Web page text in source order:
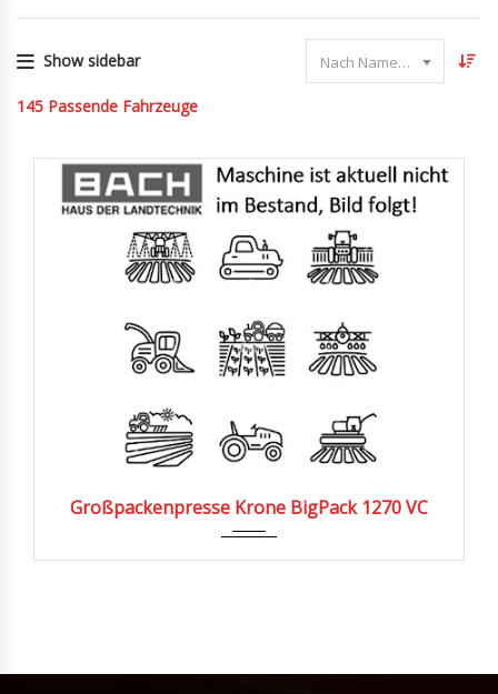
Show sidebar Nach Name sortieren
145 Passende Fahrzeuge
Großpackenpresse Krone BigPack 1270 VC